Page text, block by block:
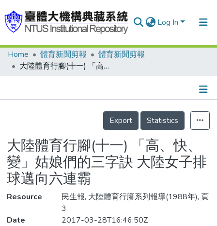
Log In
Communities & Collections
Statistics
Home 體育新聞剪報
體育新聞剪報
大陸體育行腳(十一) 「高、快、變」姑娘們的三字訣 大陸女子排球邁向六連霸
Details
Export
Statistics
大陸體育行腳(十一) 「高、快、
變」姑娘們的三字訣 大陸女子排
球邁向六連霸
Resource
民生報, 大陸體育行腳系列報導(1988年), 頁
3
Date
2017-03-28T16:46:50Z